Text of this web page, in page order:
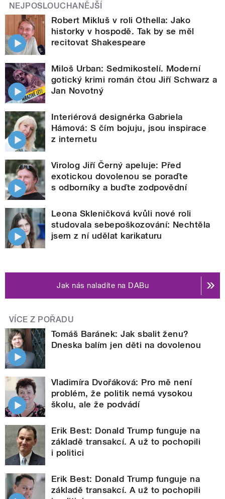
NEJPOSLOUCHANĚJŠÍ
Robert Mikluš v roli Othella: Jako
historky v hospodě. Tak by se měl
recitovat Shakespeare
Miloš Urban: Sedmikostelí. Moderní
gotický krimi román čtou Jiří Schwarz a
Jan Novotný
Interiérová designérka Gabriela
Hámová: S čím bojuju, jsou inspirace
z internetu
Virolog Jiří Černý apeluje: Před
exotickou dovolenou se poraďte
s odborníky a buďte zodpovědní
Leona Skleničková kvůli nové roli
studovala sebepoškozování: Nechtěla
jsem z ní udělat karikaturu
Jak nás naladíte na DABu
VÍCE Z POŘADU
Tomáš Baránek: Jak sbalit ženu?
Dneska balím jen děti na dovolenou
Vladimíra Dvořáková: Pro mě není
problém, že politik nemá vysokou
školu, ale že podvádí
Erik Best: Donald Trump funguje na
základě transakcí. A už to pochopili
i politici
Erik Best: Donald Trump funguje na
základě transakcí. A už to pochopili